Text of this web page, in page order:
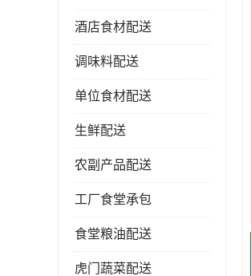
酒店食材配送
调味料配送
单位食材配送
生鲜配送
农副产品配送
工厂食堂承包
食堂粮油配送
虎门蔬菜配送